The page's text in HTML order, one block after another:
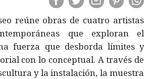
reúne obras de cuatro artistas
que exploran el
fuerza que desborda límites y
con lo conceptual. A través de
y la instalación, la muestra